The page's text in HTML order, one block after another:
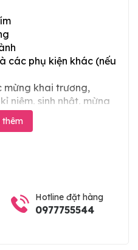
các phụ kiện khác (nếu
mừng khai trương,
niệm, sinh nhật, mừng
các ngày lễ tết trong
thêm
Hotline đặt hàng
0977755544